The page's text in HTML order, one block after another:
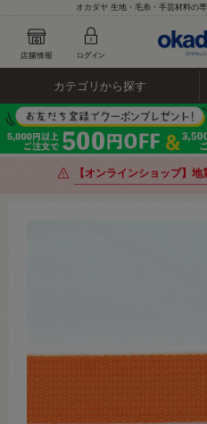
オカダヤ 生地・毛糸・手芸材料の
カテゴリから探す
【オンラインショップ】